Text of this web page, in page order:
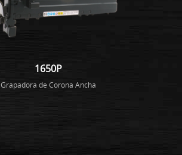
1650P
Grapadora de Corona Ancha